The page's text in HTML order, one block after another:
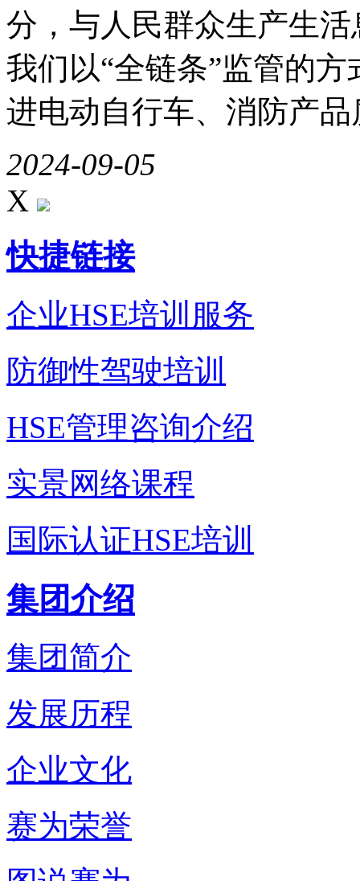
分，与人民群众生产生
我们以“全链条”监管的
进电动自行车、消防产
2024-09-05
X
快捷链接
企业HSE培训服务
防御性驾驶培训
HSE管理咨询介绍
实景网络课程
国际认证HSE培训
集团介绍
集团简介
发展历程
企业文化
赛为荣誉